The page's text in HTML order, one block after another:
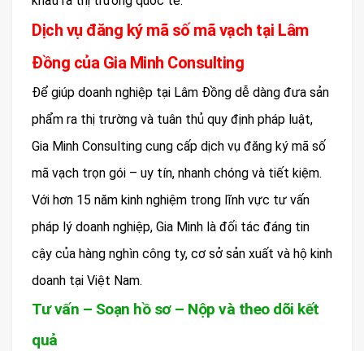
Dịch vụ đăng ký mã số mã vạch tại Lâm
Đồng của Gia Minh Consulting
Để giúp doanh nghiệp tại Lâm Đồng dễ dàng đưa sản
phẩm ra thị trường và tuân thủ quy định pháp luật,
Gia Minh Consulting cung cấp dịch vụ đăng ký mã số
mã vạch trọn gói – uy tín, nhanh chóng và tiết kiệm.
Với hơn 15 năm kinh nghiệm trong lĩnh vực tư vấn
pháp lý doanh nghiệp, Gia Minh là đối tác đáng tin
cậy của hàng nghìn công ty, cơ sở sản xuất và hộ kinh
doanh tại Việt Nam.
Tư vấn – Soạn hồ sơ – Nộp và theo dõi kết
quả